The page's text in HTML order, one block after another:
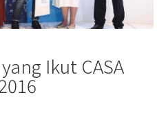
Ikut CASA